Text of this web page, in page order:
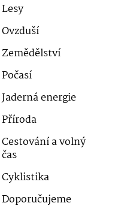
Lesy
Ovzduší
Zemědělství
Počasí
Jaderná energie
Příroda
Cestování a volný
čas
Cyklistika
Doporučujeme